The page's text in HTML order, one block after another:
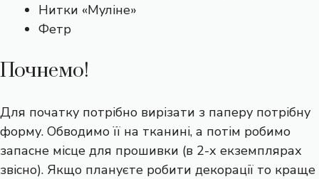
Нитки «Муліне»
Фетр
Почнемо!
Для початку потрібно вирізати з паперу потрібну
форму. Обводимо її на тканині, а потім робимо
запасне місце для прошивки (в 2-х екземплярах
звісно). Якщо плануєте робити декорації то краще